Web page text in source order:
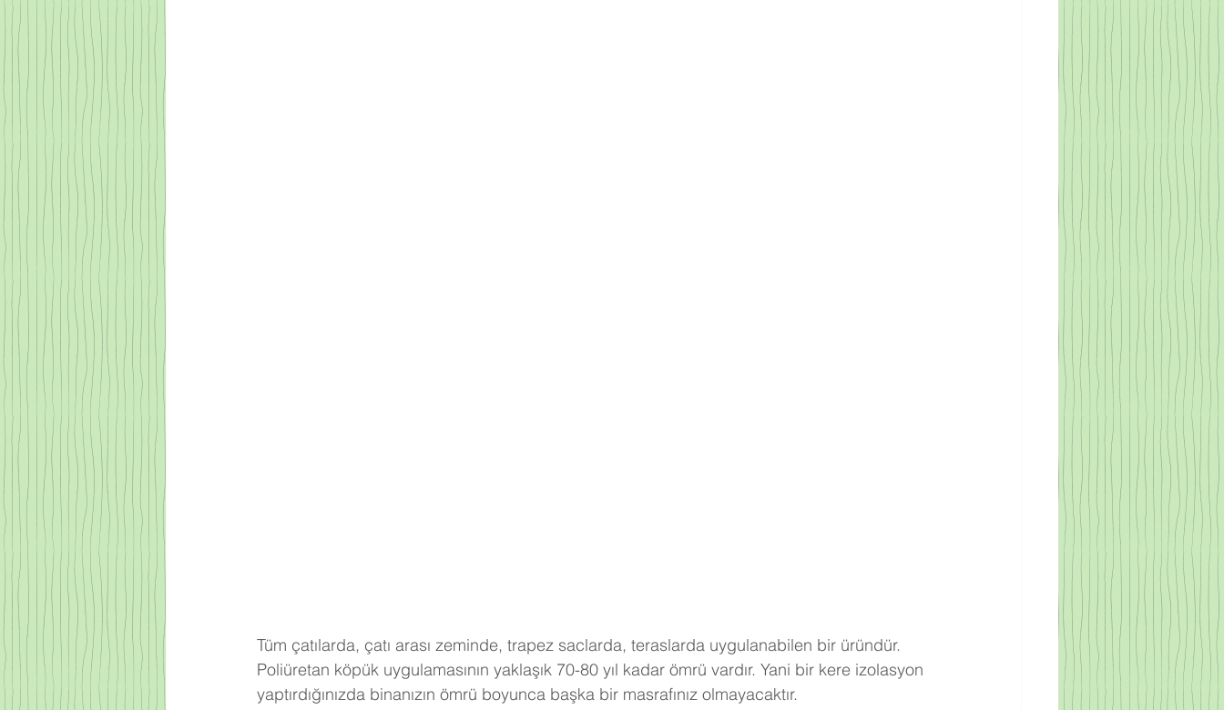
Tüm çatılarda, çatı arası zeminde, trapez saclarda, teraslarda uygulanabilen bir üründür.
Poliüretan köpük uygulamasının yaklaşık 70-80 yıl kadar ömrü vardır. Yani bir kere izolasyon
yaptırdığınızda binanızın ömrü boyunca başka bir masrafınız olmayacaktır.